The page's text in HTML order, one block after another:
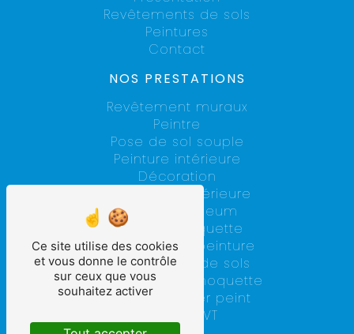
Revêtements de sols
Contact
Peintures
NOS PRESTATIONS
Pose de linoleum
Revêtement muraux
Peintre
Peinture intérieure
Décoration
Rénovation intérieure
Pose de sol souple
Pose de LVT
Pose de moquette
Entreprise de peinture
Revêtements de sols
Pose de dalle moquette
Pose de papier peint
Ce site utilise des cookies
et vous donne le contrôle
sur ceux que vous
souhaitez activer